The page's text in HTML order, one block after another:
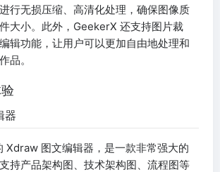
行无损压缩、高清化处理，确保图像质
大小。此外，GeekerX 还支持图片裁
辑功能，让用户可以更加自由地处理和
品。
器
Xdraw 图文编辑器，是一款非常强大的
持产品架构图、技术架构图、流程图等